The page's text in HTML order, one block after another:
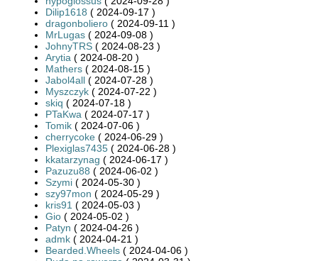
Dilip1618 ( 2024-09-17 )
dragonboliero ( 2024-09-11 )
MrLugas ( 2024-09-08 )
JohnyTRS ( 2024-08-23 )
Arytia ( 2024-08-20 )
Mathers ( 2024-08-15 )
Jabol4all ( 2024-07-28 )
Myszczyk ( 2024-07-22 )
skiq ( 2024-07-18 )
PTaKwa ( 2024-07-17 )
Tomik ( 2024-07-06 )
cherrycoke ( 2024-06-29 )
Plexiglas7435 ( 2024-06-28 )
kkatarzynag ( 2024-06-17 )
Pazuzu88 ( 2024-06-02 )
Szymi ( 2024-05-30 )
szy97mon ( 2024-05-29 )
kris91 ( 2024-05-03 )
Gio ( 2024-05-02 )
Patyn ( 2024-04-26 )
admk ( 2024-04-21 )
Bearded.Wheels ( 2024-04-06 )